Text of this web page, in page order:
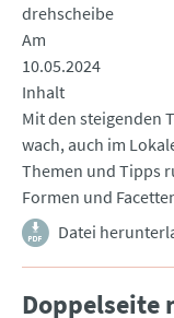
drehscheibe
Am
10.05.2024
Inhalt
Mit den steigenden
wach, auch im
Themen und Tipps
Formen und
Datei
Doppelseite